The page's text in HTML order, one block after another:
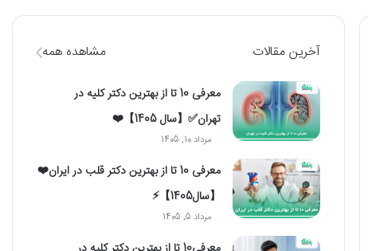
آخرین مقالات مشاهده همه
معرفی 10 تا از بهترین دکتر کلیه در
تهران✅【سال 1405】❤️
مرداد 10, 1405
معرفی 10 تا از بهترین دکتر قلب در ایران❤️
【سال1405】⚡️
مرداد 5, 1405